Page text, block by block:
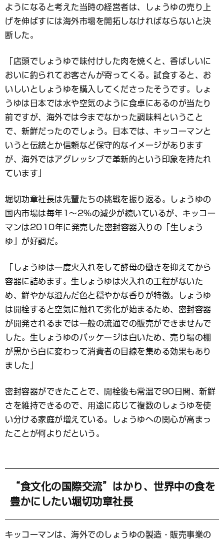
ようになると考えた当時の経営者は、しょうゆの売り上
げを伸ばすには海外市場を開拓しなければならないと決
断した。
「店頭でしょうゆで味付けした肉を焼くと、香ばしいに
おいに釣られてお客さんが寄ってくる。試食すると、お
いしいとしょうゆを購入してくださったそうです。しょ
うゆは日本では水や空気のように食卓にあるのが当たり
前ですが、海外では今までなかった調味料ということ
で、新鮮だったのでしょう。日本では、キッコーマンと
いうと伝統とか信頼など保守的なイメージがあります
が、海外ではアグレッシブで革新的という印象を持たれ
ています」
堀切功章社長は先輩たちの挑戦を振り返る。しょうゆの
国内市場は毎年1〜2％の減少が続いているが、キッコー
マンは2010年に発売した密封容器入りの「生しょう
ゆ」が好調だ。
「しょうゆは一度火入れをして酵母の働きを抑えてから
容器に詰めます。生しょうゆは火入れの工程がないた
め、鮮やかな澄んだ色と穏やかな香りが特徴。しょうゆ
は開栓すると空気に触れて劣化が始まるため、密封容器
が開発されるまでは一般の流通での販売ができませんで
した。生しょうゆのパッケージは白いため、売り場の棚
が黒から白に変わって消費者の目線を集める効果もあり
ました」
密封容器ができたことで、開栓後も常温で90日間、新鮮
さを維持できるので、用途に応じて複数のしょうゆを使
い分ける家庭が増えている。しょうゆへの関心が高まっ
たことが何よりだという。
“食文化の国際交流”はかり、世界中の食を
豊かにしたい堀切功章社長
キッコーマンは、海外でのしょうゆの製造・販売事業の